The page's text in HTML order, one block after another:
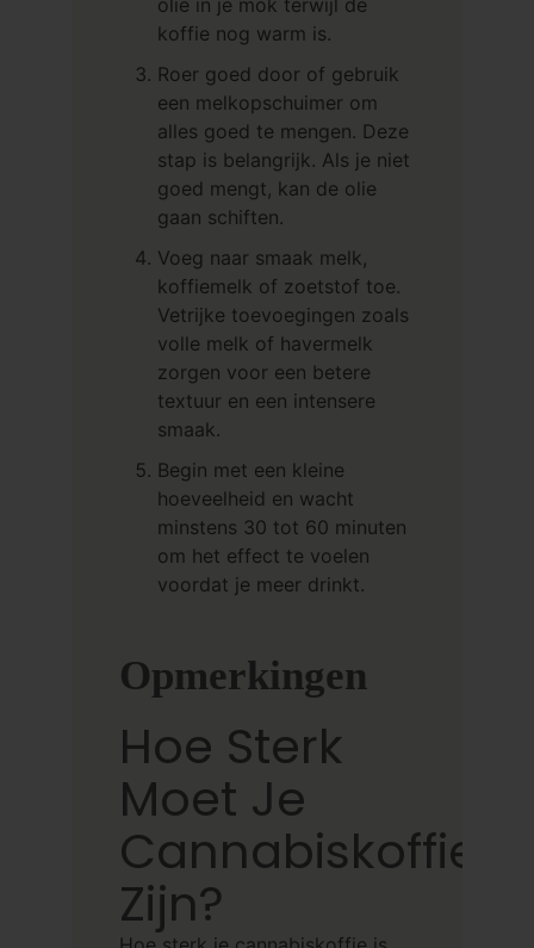
koffie nog warm is.
Roer goed door of gebruik
een melkopschuimer om
alles goed te mengen. Deze
stap is belangrijk. Als je niet
goed mengt, kan de olie
gaan schiften.
Voeg naar smaak melk,
koffiemelk of zoetstof toe.
Vetrijke toevoegingen zoals
volle melk of havermelk
zorgen voor een betere
textuur en een intensere
smaak.
Begin met een kleine
hoeveelheid en wacht
minstens 30 tot 60 minuten
om het effect te voelen
voordat je meer drinkt.
Opmerkingen
Hoe Sterk
Moet Je
Cannabiskoffie
Zijn?